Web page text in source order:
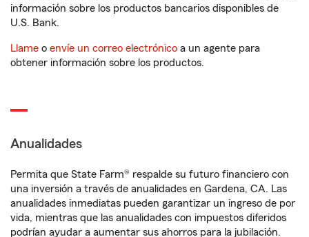
información sobre los productos bancarios disponibles de
U.S. Bank.
Llame o envíe un correo electrónico a un agente para
obtener información sobre los productos.
Anualidades
Permita que State Farm® respalde su futuro financiero con
una inversión a través de anualidades en Gardena, CA. Las
anualidades inmediatas pueden garantizar un ingreso de por
vida, mientras que las anualidades con impuestos diferidos
podrían ayudar a aumentar sus ahorros para la jubilación.